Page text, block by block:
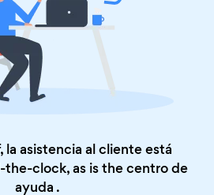
asistencia al cliente está
clock, as is thecentro de
ayuda .